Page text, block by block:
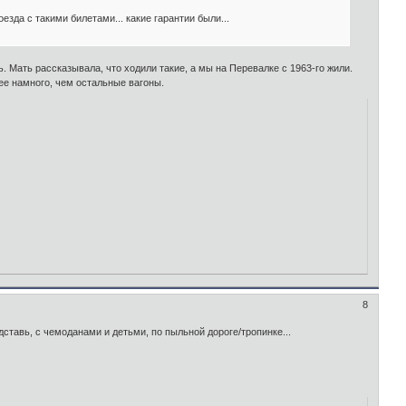
с такими билетами... какие гарантии были...
рассказывала, что ходили такие, а мы на Перевалке с 1963-го жили.
намного, чем остальные вагоны.
8
с чемоданами и детьми, по пыльной дороге/тропинке...